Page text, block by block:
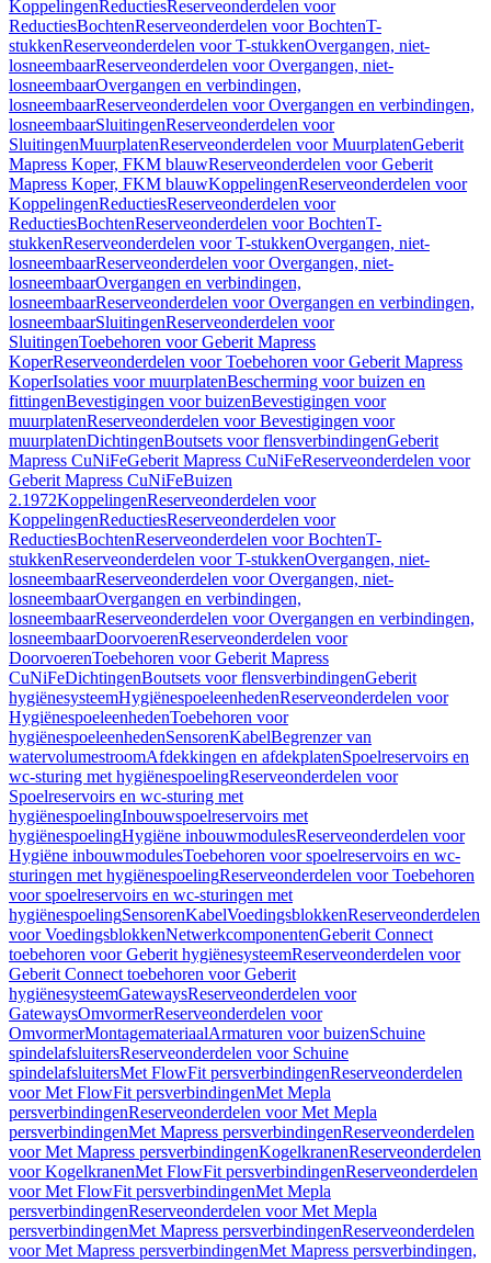
KoppelingenReductiesReserveonderdelen voor
ReductiesBochtenReserveonderdelen voor BochtenT-
stukkenReserveonderdelen voor T-stukkenOvergangen, niet-
losneembaarReserveonderdelen voor Overgangen, niet-
losneembaarOvergangen en verbindingen,
losneembaarReserveonderdelen voor Overgangen en verbindingen,
losneembaarSluitingenReserveonderdelen voor
SluitingenMuurplatenReserveonderdelen voor MuurplatenGeberit
Mapress Koper, FKM blauwReserveonderdelen voor Geberit
Mapress Koper, FKM blauwKoppelingenReserveonderdelen voor
KoppelingenReductiesReserveonderdelen voor
ReductiesBochtenReserveonderdelen voor BochtenT-
stukkenReserveonderdelen voor T-stukkenOvergangen, niet-
losneembaarReserveonderdelen voor Overgangen, niet-
losneembaarOvergangen en verbindingen,
losneembaarReserveonderdelen voor Overgangen en verbindingen,
losneembaarSluitingenReserveonderdelen voor
SluitingenToebehoren voor Geberit Mapress
KoperReserveonderdelen voor Toebehoren voor Geberit Mapress
KoperIsolaties voor muurplatenBescherming voor buizen en
fittingenBevestigingen voor buizenBevestigingen voor
muurplatenReserveonderdelen voor Bevestigingen voor
muurplatenDichtingenBoutsets voor flensverbindingenGeberit
Mapress CuNiFeGeberit Mapress CuNiFeReserveonderdelen voor
Geberit Mapress CuNiFeBuizen
2.1972KoppelingenReserveonderdelen voor
KoppelingenReductiesReserveonderdelen voor
ReductiesBochtenReserveonderdelen voor BochtenT-
stukkenReserveonderdelen voor T-stukkenOvergangen, niet-
losneembaarReserveonderdelen voor Overgangen, niet-
losneembaarOvergangen en verbindingen,
losneembaarReserveonderdelen voor Overgangen en verbindingen,
losneembaarDoorvoerenReserveonderdelen voor
DoorvoerenToebehoren voor Geberit Mapress
CuNiFeDichtingenBoutsets voor flensverbindingenGeberit
hygiënesysteemHygiënespoeleenhedenReserveonderdelen voor
HygiënespoeleenhedenToebehoren voor
hygiënespoeleenhedenSensorenKabelBegrenzer van
watervolumestroomAfdekkingen en afdekplatenSpoelreservoirs en
wc-sturing met hygiënespoelingReserveonderdelen voor
Spoelreservoirs en wc-sturing met
hygiënespoelingInbouwspoelreservoirs met
hygiënespoelingHygiëne inbouwmodulesReserveonderdelen voor
Hygiëne inbouwmodulesToebehoren voor spoelreservoirs en wc-
sturingen met hygiënespoelingReserveonderdelen voor Toebehoren
voor spoelreservoirs en wc-sturingen met
hygiënespoelingSensorenKabelVoedingsblokkenReserveonderdelen
voor VoedingsblokkenNetwerkcomponentenGeberit Connect
toebehoren voor Geberit hygiënesysteemReserveonderdelen voor
Geberit Connect toebehoren voor Geberit
hygiënesysteemGatewaysReserveonderdelen voor
GatewaysOmvormerReserveonderdelen voor
OmvormerMontagemateriaalArmaturen voor buizenSchuine
spindelafsluitersReserveonderdelen voor Schuine
spindelafsluitersMet FlowFit persverbindingenReserveonderdelen
voor Met FlowFit persverbindingenMet Mepla
persverbindingenReserveonderdelen voor Met Mepla
persverbindingenMet Mapress persverbindingenReserveonderdelen
voor Met Mapress persverbindingenKogelkranenReserveonderdelen
voor KogelkranenMet FlowFit persverbindingenReserveonderdelen
voor Met FlowFit persverbindingenMet Mepla
persverbindingenReserveonderdelen voor Met Mepla
persverbindingenMet Mapress persverbindingenReserveonderdelen
voor Met Mapress persverbindingenMet Mapress persverbindingen,